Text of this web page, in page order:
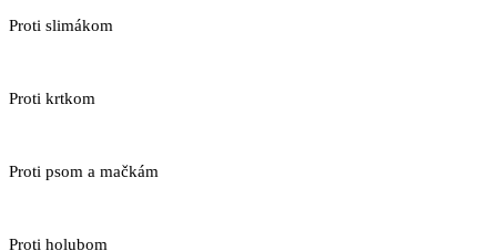
Proti slimákom
Proti krtkom
Proti psom a mačkám
Proti holubom